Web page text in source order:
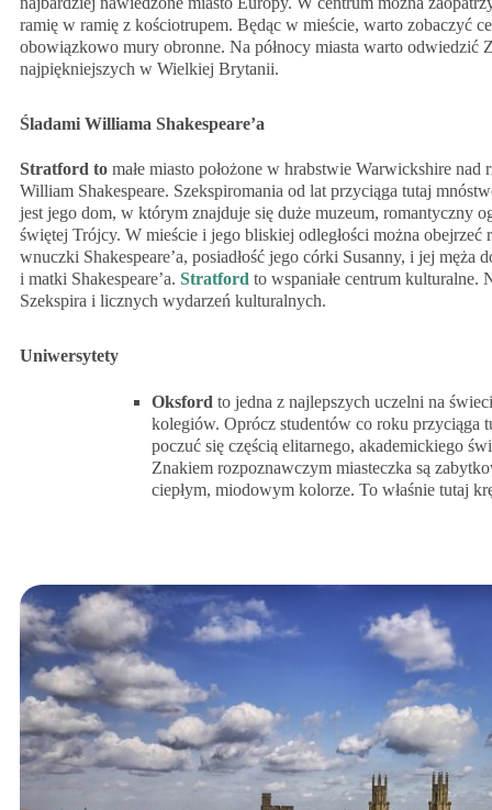
ramię w ramię z kościotrupem. Będąc w mieście, warto zobaczyć
obowiązkowo mury obronne. Na północy miasta warto odwiedzić
najpiękniejszych w Wielkiej Brytanii.
Śladami Williama Shakespeare’a
Stratford to małe miasto położone w hrabstwie Warwickshire nad
William Shakespeare. Szekspiromania od lat przyciąga tutaj
jest jego dom, w którym znajduje się duże muzeum, romantyczny
świętej Trójcy. W mieście i jego bliskiej odległości można
wnuczki Shakespeare’a, posiadłość jego córki Susanny, i jej
i matki Shakespeare’a. Stratford to wspaniałe centrum kulturalne.
Szekspira i licznych wydarzeń kulturalnych.
Uniwersytety
Oksford to jedna z najlepszych uczelni na
kolegiów. Oprócz studentów co roku przyciąga
poczuć się częścią elitarnego, akademickiego
Znakiem rozpoznawczym miasteczka są
ciepłym, miodowym kolorze. To właśnie tutaj